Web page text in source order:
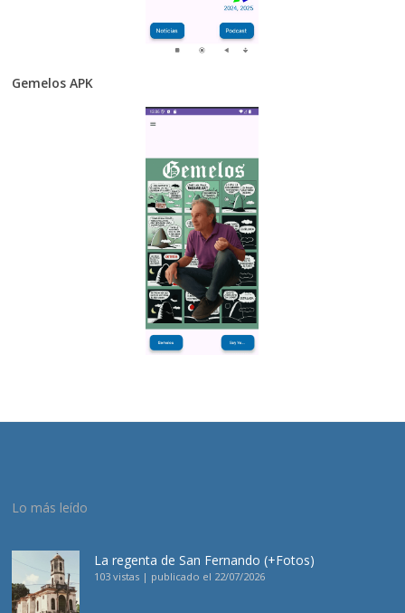
Gemelos APK
Lo más leído
La regenta de San Fernando (+Fotos)
103 vistas | publicado el 22/07/2026